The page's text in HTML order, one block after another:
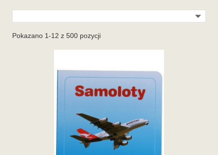

Pokazano 1-12 z 500 pozycji